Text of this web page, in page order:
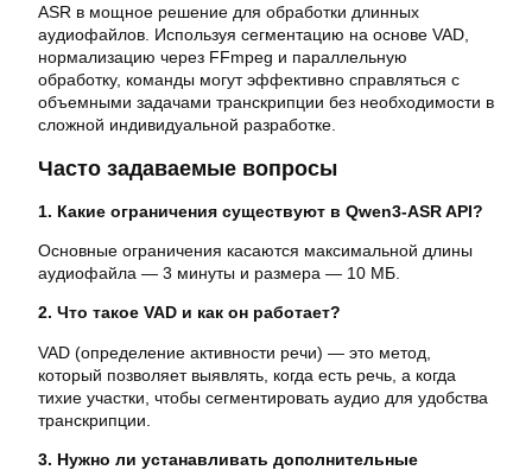
ASR в мощное решение для обработки длинных
аудиофайлов. Используя сегментацию на основе VAD,
нормализацию через FFmpeg и параллельную
обработку, команды могут эффективно справляться с
объемными задачами транскрипции без необходимости в
сложной индивидуальной разработке.
Часто задаваемые вопросы
1. Какие ограничения существуют в Qwen3-ASR API?
Основные ограничения касаются максимальной длины
аудиофайла — 3 минуты и размера — 10 МБ.
2. Что такое VAD и как он работает?
VAD (определение активности речи) — это метод,
который позволяет выявлять, когда есть речь, а когда
тихие участки, чтобы сегментировать аудио для удобства
транскрипции.
3. Нужно ли устанавливать дополнительные